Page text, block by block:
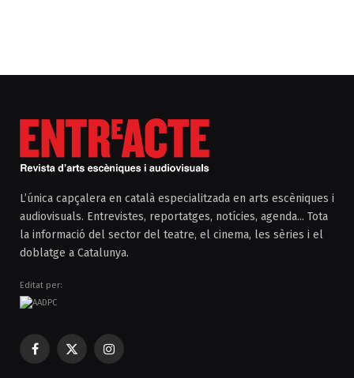
L’única capçalera en català especialitzada en arts escèniques i
audiovisuals. Entrevistes, reportatges, notícies, agenda... Tota
la informació del sector del teatre, el cinema, les sèries i el
doblatge a Catalunya.
Editat per:
Facebook
X
Instagram